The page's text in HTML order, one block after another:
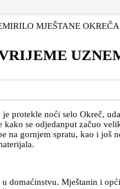
protekle noći selo Okreč,
se odjedanput začuo
na gornjem spratu, kao i
domaćinstvu. Mještanin i